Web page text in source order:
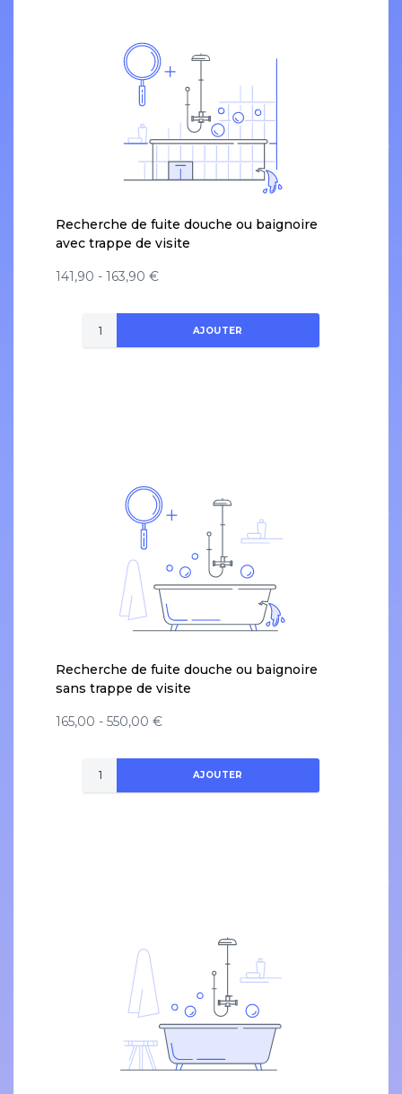
Recherche de fuite douche ou baignoire
avec trappe de visite
141,90 - 163,90 €
AJOUTER
Recherche de fuite douche ou baignoire
sans trappe de visite
165,00 - 550,00 €
AJOUTER